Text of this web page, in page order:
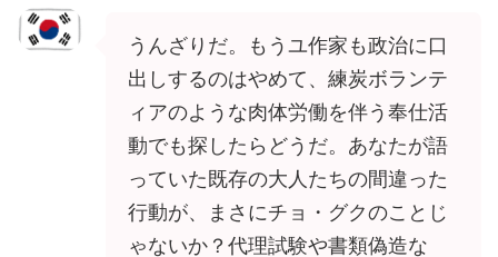
うんざりだ。もうユ作家も政治に口
出しするのはやめて、練炭ボランテ
ィアのような肉体労働を伴う奉仕活
動でも探したらどうだ。あなたが語
っていた既存の大人たちの間違った
行動が、まさにチョ・グクのことじ
ゃないか？代理試験や書類偽造な